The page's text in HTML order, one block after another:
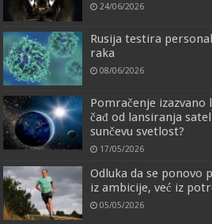
24/06/2026
Rusija testira
raka
08/06/2026
Pomračenje
čađ od lansiranja
sunčevu svetlost?
17/05/2026
Odluka da se ponovo
iz ambicije, već iz
05/05/2026